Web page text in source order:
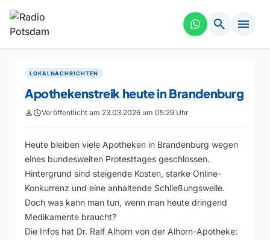
search menu
LOKALNACHRICHTEN
Apothekenstreik heute in Brandenburg
personscheduleVeröffentlicht am 23.03.2026 um 05:29 Uhr
Heute bleiben viele Apotheken in Brandenburg wegen
eines bundesweiten Protesttages geschlossen.
Hintergrund sind steigende Kosten, starke Online-
Konkurrenz und eine anhaltende Schließungswelle.
Doch was kann man tun, wenn man heute dringend
Medikamente braucht?
Die Infos hat Dr. Ralf Alhorn von der Alhorn-Apotheke: